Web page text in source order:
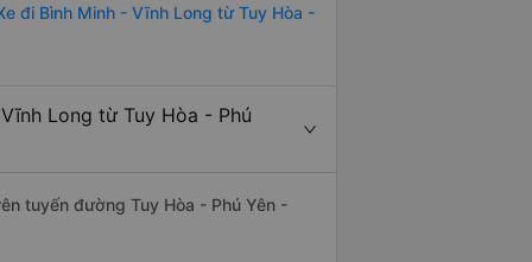
đi Bình Minh - Vĩnh Long từ Tuy Hòa -
Long từ Tuy Hòa - Phú
tuyến đường Tuy Hòa - Phú Yên -